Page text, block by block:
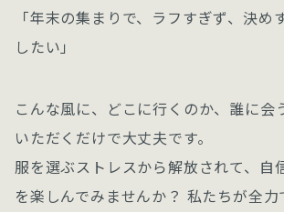
「年末の集まりで、ラフすぎず、決め
したい」
こんな風に、どこに行くのか、誰に会
いただくだけで大丈夫です。
服を選ぶストレスから解放されて、自
を楽しんでみませんか？ 私たちが全力